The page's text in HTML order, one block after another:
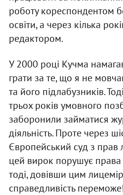
роботу кореспондентом
освіти, а через кілька
редактором.
У 2000 році Кучма
грати за те, що я не
та його підлабузників.
трьох років умовного
заборонили займатися
діяльність. Проте через
Європейський суд з
цей вирок порушує права
тоді, довівши цим
справедливість